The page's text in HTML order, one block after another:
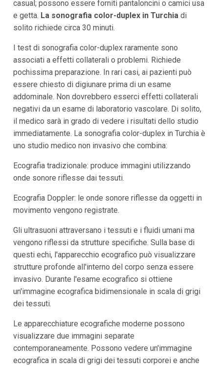
casual; possono essere forniti pantaloncini o camici usa
e getta. La sonografia color-duplex in Turchiadi
solito richiede circa 30 minuti.
I test di sonografia color-duplex raramente sono
associati a effetti collaterali o problemi. Richiede
pochissima preparazione. In rari casi, ai pazienti può
essere chiesto di digiunare prima di un esame
addominale. Non dovrebbero esserci effetti collaterali
negativi da un esame di laboratorio vascolare. Di solito,
il medico sarà in grado di vedere i risultati dello studio
immediatamente. La sonografia color-duplex in Turchia è
uno studio medico non invasivo che combina:
Ecografia tradizionale: produce immagini utilizzando
onde sonore riflesse dai tessuti.
Ecografia Doppler: le onde sonore riflesse da oggetti in
movimento vengono registrate.
Gli ultrasuoni attraversano i tessuti e i fluidi umani ma
vengono riflessi da strutture specifiche. Sulla base di
questi echi, l'apparecchio ecografico può visualizzare
strutture profonde all'interno del corpo senza essere
invasivo. Durante l'esame ecografico si ottiene
un'immagine ecografica bidimensionale in scala di grigi
dei tessuti.
Le apparecchiature ecografiche moderne possono
visualizzare due immagini separate
contemporaneamente. Possono vedere un'immagine
ecografica in scala di grigi dei tessuti corporei e anche